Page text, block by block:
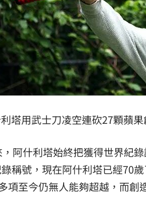
塔用武士刀凌空連砍27顆蘋果
阿什利塔始終把獲得世界紀
稱號，現在阿什利塔已經70
項至今仍無人能夠超越，而創